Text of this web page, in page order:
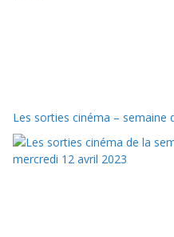
Les sorties cinéma – semaine